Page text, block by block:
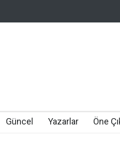
Güncel Yazarlar Öne